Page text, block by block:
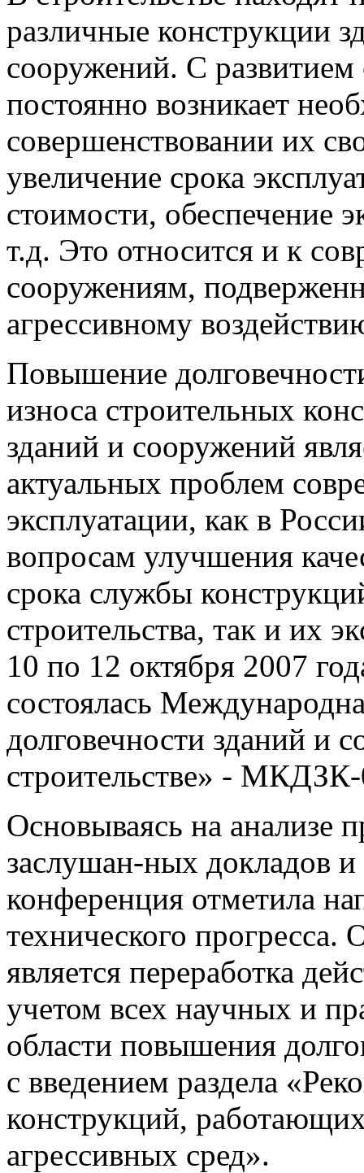
различные конструкции
сооружений. С развитием
постоянно возникает
совершенствовании их
увеличение срока
стоимости, обеспечение
т.д. Это относится и к
сооружениям,
агрессивному
Повышение
износа строительных
зданий и сооружений
актуальных проблем
эксплуатации, как в
вопросам улучшения
срока службы
строительства, так и их
10 по 12 октября 2007
состоялась
долговечности зданий и
строительстве» -
Основываясь на анализе
заслушан-ных докладов
конференция отметила
технического
является переработка
учетом всех научных и
области повышения
с введением раздела
конструкций,
агрессивных сред».